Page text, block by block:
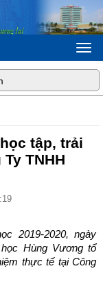
tập, trải
TNHH
2019-2020, ngày
Hùng Vương tổ
thực tế tại Công